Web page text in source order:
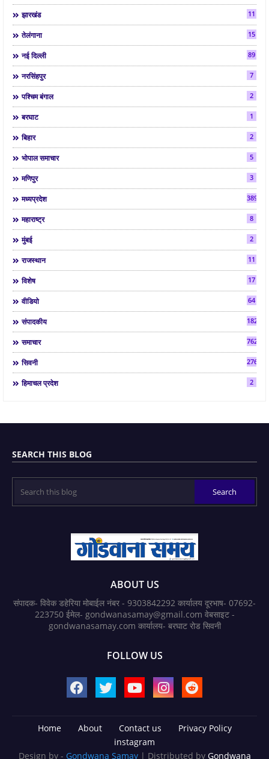
झारखंड 11
तेलंगाना 15
नई दिल्ली 89
नरसिंहपुर 7
पश्चिम बंगाल 2
बरघाट 1
बिहार 2
भोपाल समाचार 5
मणिपुर 3
मध्यप्रदेश 3892
महाराष्ट्र 8
मुंबई 2
राजस्थान 11
विशेष 17
वीडियो 64
संपादकीय 182
समाचार 7624
सिवनी 2763
हिमाचल प्रदेश 2
SEARCH THIS BLOG
ABOUT US
संपादक- विवेक डहेरिया मोबाईल नंबर - 9303842292 कार्यालय दूरभाष- 07692-
223750 ईमेल- gondwanasamay@gmail.com वेबसाइट -
gondwanasamay.com कार्यालय- बरघाट रोड सिवनी
FOLLOW US
Home About Contact us
Privacy Policy
instagram
Design by - Gondwana Samay | Distributed by Gondwana